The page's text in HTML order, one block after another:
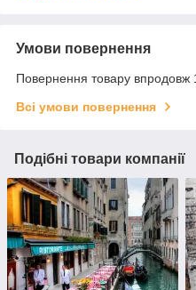
Умови повернення
Повернення товару впродовж
Всі умови повернення
Подібні товари компанії